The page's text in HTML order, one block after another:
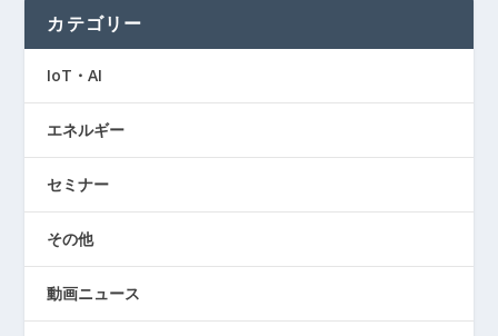
カテゴリー
IoT・AI
エネルギー
セミナー
その他
動画ニュース